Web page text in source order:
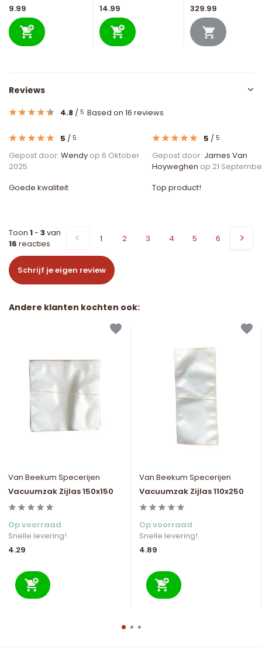
9.99 14.99 329.99
Reviews
4.8 / 5 Based on 16 reviews
5 / 5
Gepost door: Wendy op 6 Oktober
2025
Goede kwaliteit
5 / 5
Gepost door: James Van
Hoyweghen op 21
Top product!
Toon 1- 3van
16 reacties 1 2 3 4 5 6
Schrijf je eigen review
Andere klanten kochten ook:
Van Beekum Specerijen
Vacuumzak Zijlas 150x150
Op voorraad
Snelle levering!
4.29
Van Beekum Specerijen
Vacuumzak Zijlas 110x250
Op voorraad
Snelle levering!
4.89